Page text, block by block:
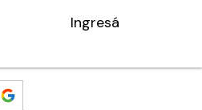
Ingresá